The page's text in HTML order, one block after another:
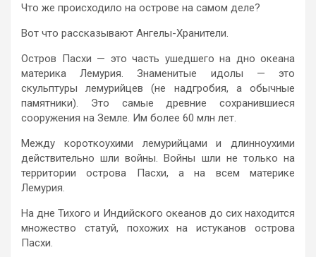
Что же происходило на острове на самом деле?
Вот что рассказывают Ангелы-Хранители.
Остров Пасхи — это часть ушедшего на дно океана
материка Лемурия. Знаменитые идолы — это
скульптуры лемурийцев (не надгробия, а обычные
памятники). Это самые древние сохранившиеся
сооружения на Земле. Им более 60 млн лет.
Между короткоухими лемурийцами и длинноухими
действительно шли войны. Войны шли не только на
территории острова Пасхи, а на всем материке
Лемурия.
На дне Тихого и Индийского океанов до сих находится
множество статуй, похожих на истуканов острова
Пасхи.